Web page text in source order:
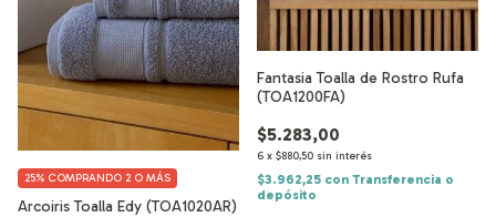
Arcoiris Toalla Edy (TOA1020AR)
25% COMPRANDO 2 O MÁS
Fantasia Toalla de Rostro Rufa
(TOA1200FA)
$5.283,00
6 x $880,50 sin interés
$3.962,25 con Transferencia o
depósito